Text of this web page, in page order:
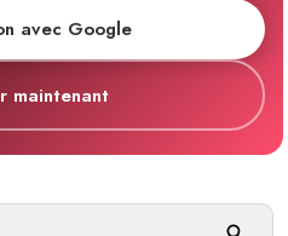
avec Google
maintenant